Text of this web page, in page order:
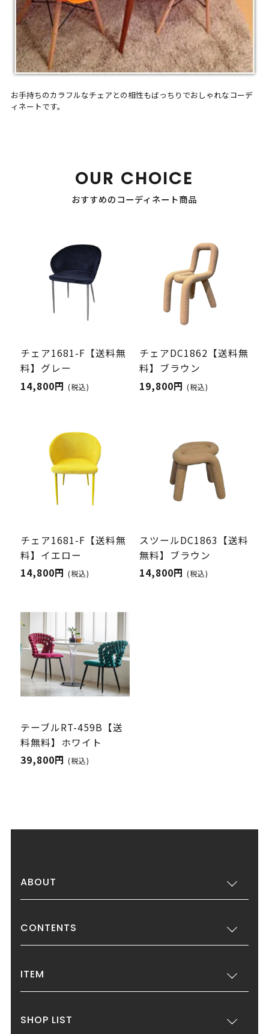
お手持ちのカラフルなチェアとの相性もばっちりでおしゃれなコーデ
ィネートです。
OUR CHOICE
おすすめのコーディネート商品
チェア1681-F【送料無
料】グレー
14,800円(税込)
チェアDC1862【送料無
料】ブラウン
19,800円 (税込)
チェア1681-F【送料無
料】イエロー
14,800円(税込)
スツールDC1863【送料
無料】ブラウン
14,800円 (税込)
テーブルRT-459B【送
料無料】ホワイト
39,800円(税込)
ABOUT
CONTENTS
ITEM
SHOP LIST